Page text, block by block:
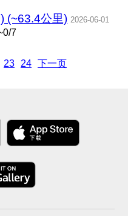
(~63.4公里) 2026-06-01
7
23 24 下一页